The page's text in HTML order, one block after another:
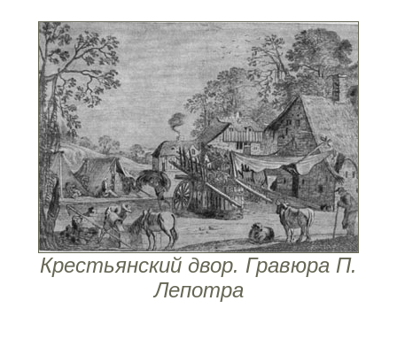
Крестьянский двор. Гравюра П.
Лепотра